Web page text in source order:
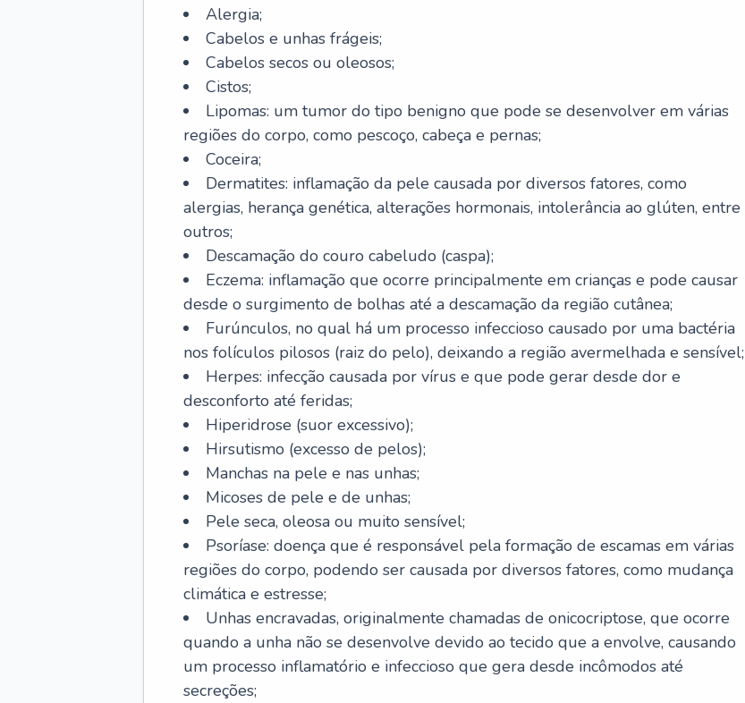
Alergia;
Cabelos e unhas frágeis;
Cabelos secos ou oleosos;
Cistos;
Lipomas: um tumor do tipo benigno que pode se desenvolver em várias
regiões do corpo, como pescoço, cabeça e pernas;
Coceira;
Dermatites: inflamação da pele causada por diversos fatores, como
alergias, herança genética, alterações hormonais, intolerância ao glúten, entre
outros;
Descamação do couro cabeludo (caspa);
Eczema: inflamação que ocorre principalmente em crianças e pode causar
desde o surgimento de bolhas até a descamação da região cutânea;
Furúnculos, no qual há um processo infeccioso causado por uma bactéria
nos folículos pilosos (raiz do pelo), deixando a região avermelhada e sensível;
Herpes: infecção causada por vírus e que pode gerar desde dor e
desconforto até feridas;
Hiperidrose (suor excessivo);
Hirsutismo (excesso de pelos);
Manchas na pele e nas unhas;
Micoses de pele e de unhas;
Pele seca, oleosa ou muito sensível;
Psoríase: doença que é responsável pela formação de escamas em várias
regiões do corpo, podendo ser causada por diversos fatores, como mudança
climática e estresse;
Unhas encravadas, originalmente chamadas de onicocriptose, que ocorre
quando a unha não se desenvolve devido ao tecido que a envolve, causando
um processo inflamatório e infeccioso que gera desde incômodos até
secreções;